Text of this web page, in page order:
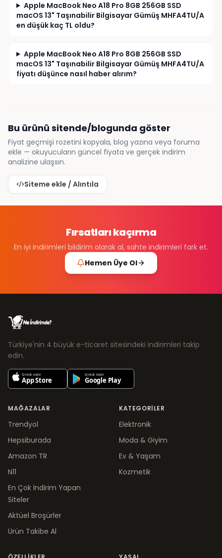
Apple MacBook Neo A18 Pro 8GB 256GB SSD
macOS 13" Taşınabilir Bilgisayar Gümüş MHFA4TU/A
en düşük kaç TL oldu?
Apple MacBook Neo A18 Pro 8GB 256GB SSD
macOS 13" Taşınabilir Bilgisayar Gümüş MHFA4TU/A
fiyatı düşünce nasıl haber alırım?
Bu ürünü sitende/blogunda göster
Fiyat geçmişi rozetini kopyala, blog yazına veya foruma
ekle — okuyucuların güncel fiyata ve gerçek indirim
analizine ulaşsın.
Siteme ekle / Alıntıla
Fırsatları kaçırma
En iyi indirimleri bildirim olarak al, sahte indirimleri fark et.
Hemen Üye Ol
Türkiye'nin 4 büyük e-ticaret sitesindeki indirimleri takip
edin.
MAĞAZALAR
Trendyol
Hepsiburada
Amazon TR
N11
En Çok İndirim Yapan
Siteler
Aktüel Broşürler
Ürün Takibe Al
KATEGORILER
Elektronik
Moda & Giyim
Ev & Yaşam
Kozmetik